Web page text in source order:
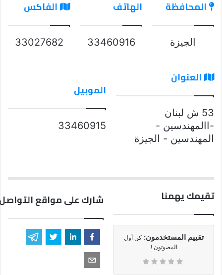
المحافظة
الجيزة
الهاتف
33460916
الفاكس
33027682
العنوان
53 ش لبنان
-االمهندسين -
المهندسين - الجيزة
الموبيل
33460915
تقيمك يهمنا
تقييم المستخدمون: كن أول
المصوتون !
شارك على مواقع